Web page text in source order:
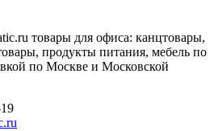
товары для офиса: канцтовары,
продукты питания, мебель по
по Москве и Московской